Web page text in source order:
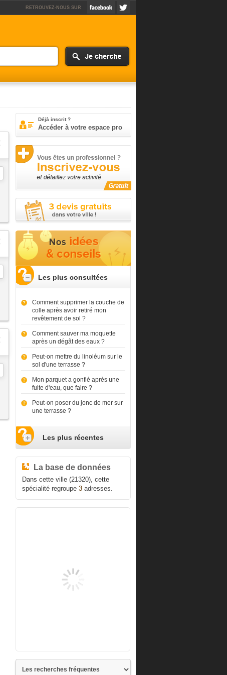
RETROUVEZ-NOUS SUR
Déjà inscrit ?
Accéder à votre espace pro
Les plus consultées
Comment supprimer la couche de
colle après avoir retiré mon
revêtement de sol ?
Comment sauver ma moquette
après un dégât des eaux ?
Peut-on mettre du linoléum sur le
sol d'une terrasse ?
Mon parquet a gonflé après une
fuite d'eau, que faire ?
Peut-on poser du jonc de mer sur
une terrasse ?
Les plus récentes
La base de données
Dans cette ville (21320), cette
spécialité regroupe 3adresses.